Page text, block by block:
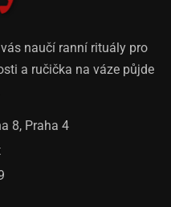
vás naučí ranní rituály pro
a ručička na váze půjde
8, Praha 4